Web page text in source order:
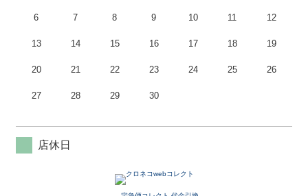
6 7 8 9 10 11 12
13 14 15 16 17 18 19
20 21 22 23 24 25 26
27 28 29 30
店休日